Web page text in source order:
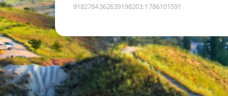
9182784362639198203:1786101591